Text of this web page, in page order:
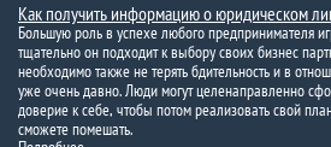
Как получить информацию о юридическом
Большую роль в успехе любого предпринимателя
тщательно он подходит к выбору своих бизнес
необходимо также не терять бдительность и в
уже очень давно. Люди могут целенаправленно
доверие к себе, чтобы потом реализовать свой
сможете помешать.